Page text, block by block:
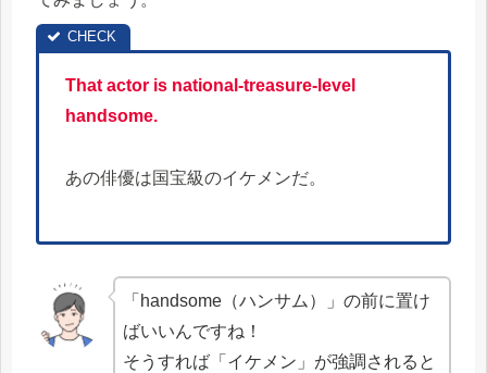
That actor is national-treasure-level
handsome.
あの俳優は国宝級のイケメンだ。
「handsome（ハンサム）」の前に置け
ばいいんですね！
そうすれば「イケメン」が強調されると